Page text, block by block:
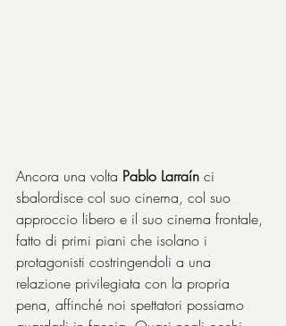
Ancora una volta Pablo Larraín ci
sbalordisce col suo cinema, col suo
approccio libero e il suo cinema frontale,
fatto di primi piani che isolano i
protagonisti costringendoli a una
relazione privilegiata con la propria
pena, affinché noi spettatori possiamo